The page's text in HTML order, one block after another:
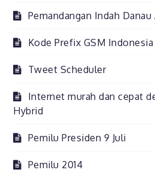
Pemandangan Indah Danau
Kode Prefix GSM Indonesia
Tweet Scheduler
Internet murah dan cepat
Hybrid
Pemilu Presiden 9 Juli
Pemilu 2014